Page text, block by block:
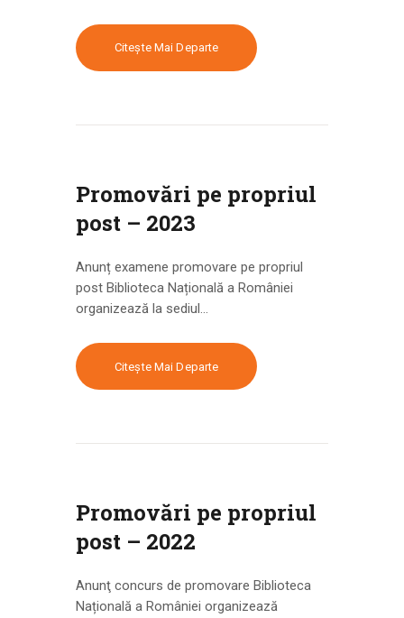
Citește Mai Departe
Promovări pe propriul
post – 2023
Anunț examene promovare pe propriul
post Biblioteca Națională a României
organizează la sediul…
Citește Mai Departe
Promovări pe propriul
post – 2022
Anunţ concurs de promovare Biblioteca
Națională a României organizează